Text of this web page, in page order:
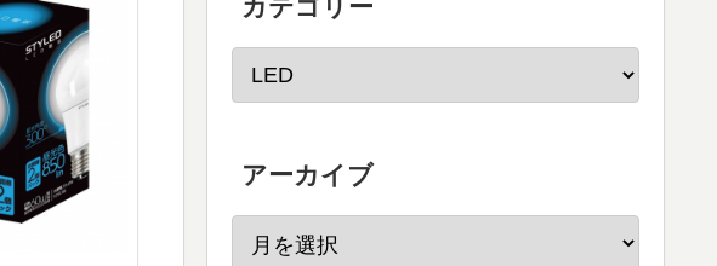
カテゴリー
アーカイブ